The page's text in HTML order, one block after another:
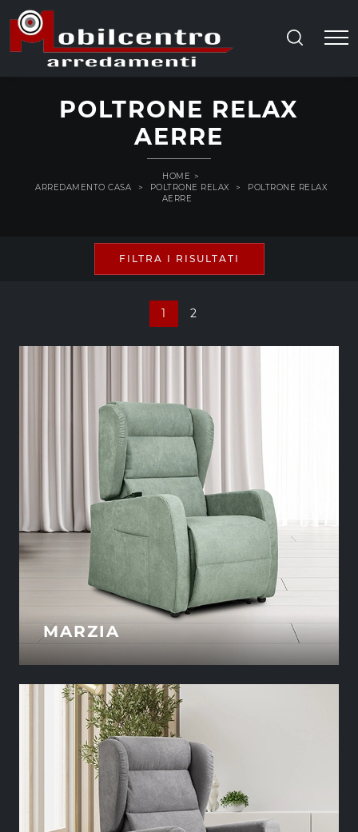
POLTRONE RELAX
AERRE
HOME >
ARREDAMENTO CASA
> POLTRONE RELAX >
POLTRONE RELAX
AERRE
FILTRA I RISULTATI
1 2
MARZIA